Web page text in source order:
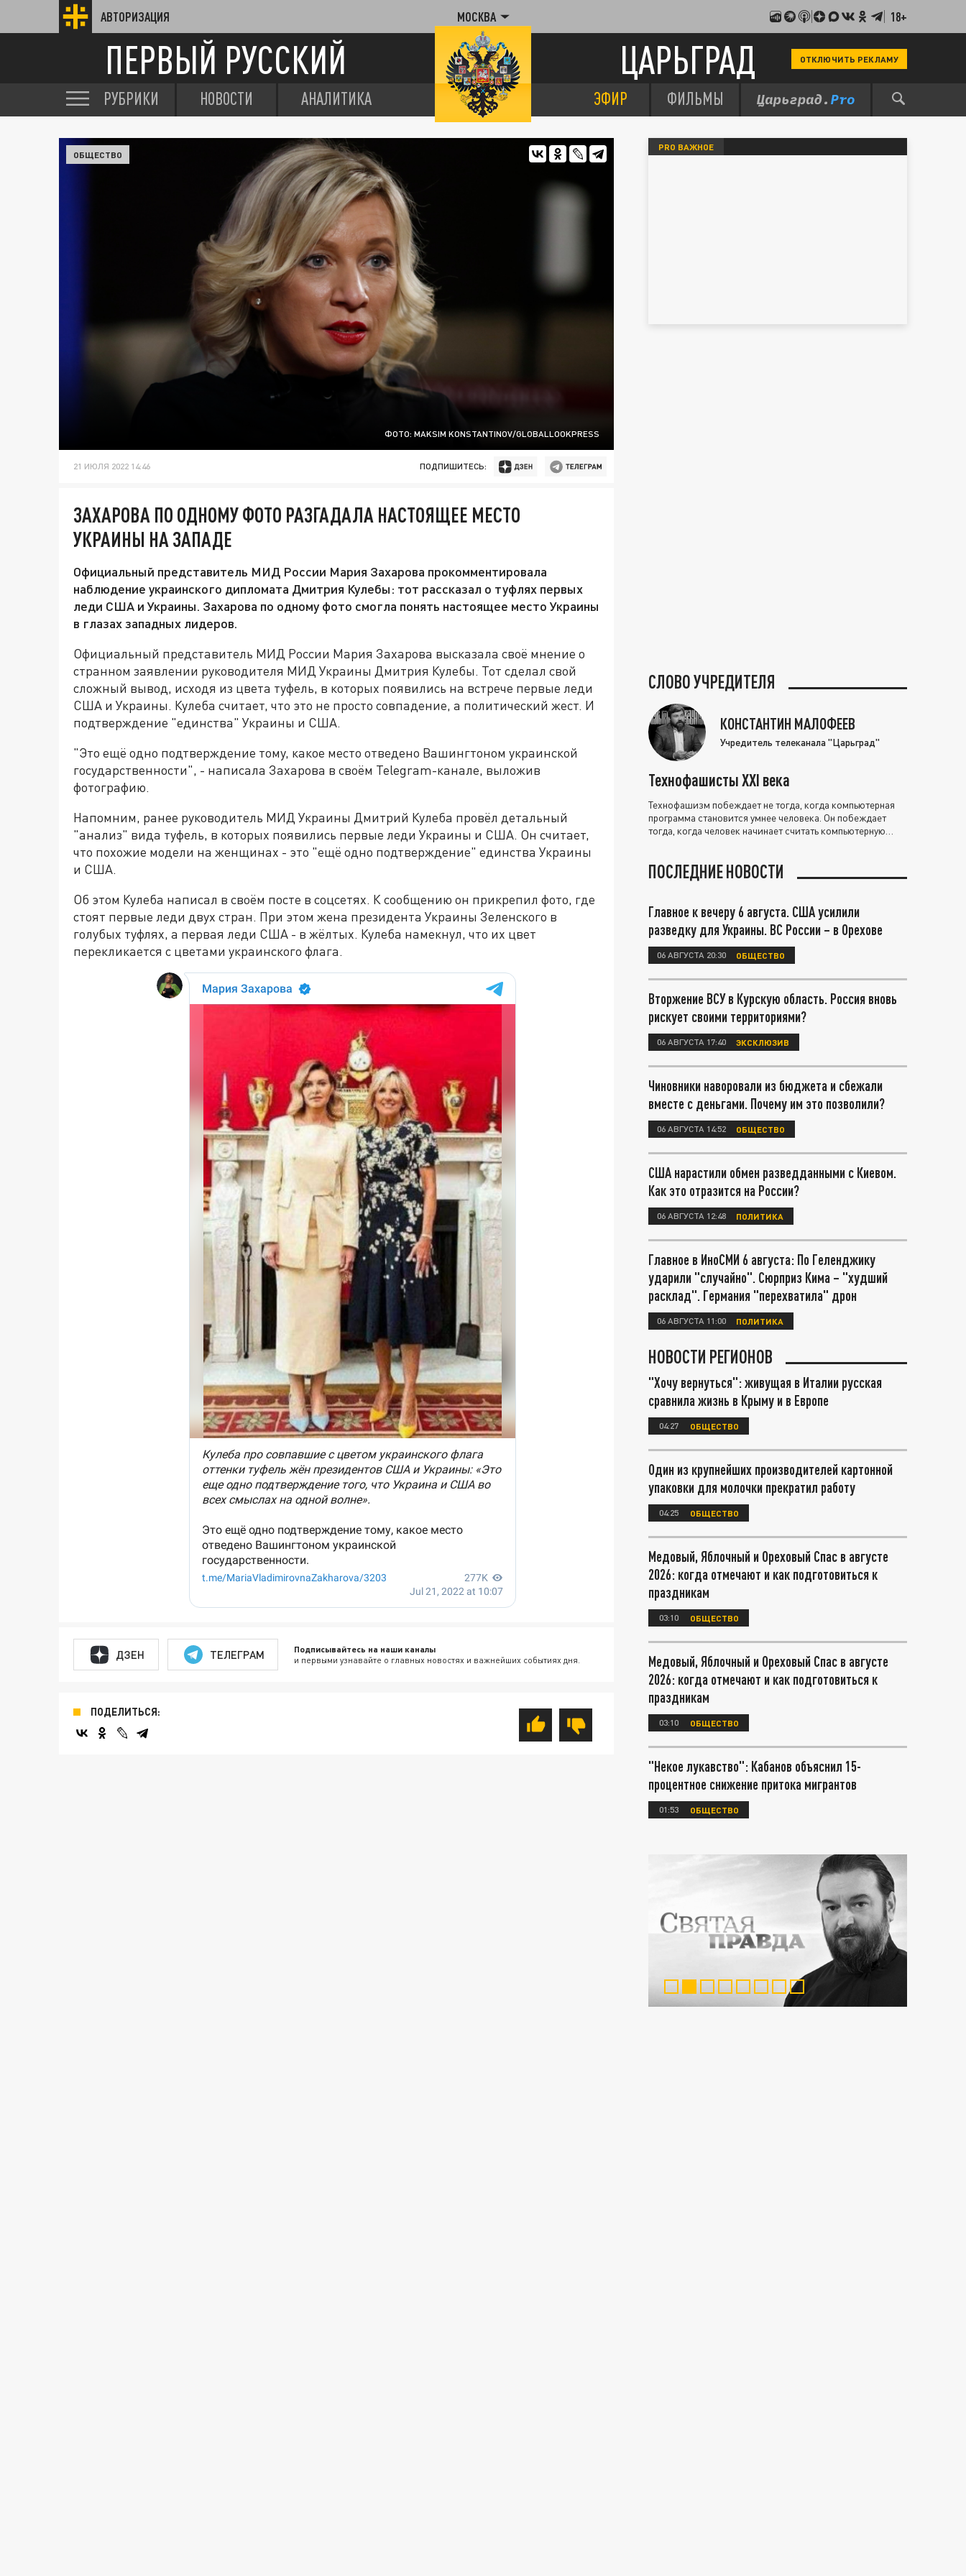
АВТОРИЗАЦИЯ МОСКВА 18+
ПЕРВЫЙ РУССКИЙ ЦАРЬГРАД ОТКЛЮЧИТЬ РЕКЛАМУ
РУБРИКИ НОВОСТИ АНАЛИТИКА ЭФИР ФИЛЬМЫ
ФОТО: MAKSIM KONSTANTINOV/GLOBALLOOKPRESS
ОБЩЕСТВО
21 ИЮЛЯ 2022 14:46 ПОДПИШИТЕСЬ:
ЗАХАРОВА ПО ОДНОМУ ФОТО РАЗГАДАЛА НАСТОЯЩЕЕ МЕСТО
УКРАИНЫ НА ЗАПАДЕ
Официальный представитель МИД России Мария Захарова прокомментировала
наблюдение украинского дипломата Дмитрия Кулебы: тот рассказал о туфлях первых
леди США и Украины. Захарова по одному фото смогла понять настоящее место Украины
в глазах западных лидеров.
Официальный представитель МИД России Мария Захарова высказала своё мнение о
странном заявлении руководителя МИД Украины Дмитрия Кулебы. Тот сделал свой
сложный вывод, исходя из цвета туфель, в которых появились на встрече первые леди
США и Украины. Кулеба считает, что это не просто совпадение, а политический жест. И
подтверждение "единства" Украины и США.
"Это ещё одно подтверждение тому, какое место отведено Вашингтоном украинской
государственности", - написала Захарова в своём Telegram-канале, выложив
фотографию.
Напомним, ранее руководитель МИД Украины Дмитрий Кулеба провёл детальный
"анализ" вида туфель, в которых появились первые леди Украины и США. Он считает,
что похожие модели на женщинах - это "ещё одно подтверждение" единства Украины
и США.
Об этом Кулеба написал в своём посте в соцсетях. К сообщению он прикрепил фото, где
стоят первые леди двух стран. При этом жена президента Украины Зеленского в
голубых туфлях, а первая леди США - в жёлтых. Кулеба намекнул, что их цвет
перекликается с цветами украинского флага.
ДЗЕН ТЕЛЕГРАМ Подписывайтесь на наши каналы
и первыми узнавайте о главных новостях и важнейших событиях дня.
ПОДЕЛИТЬСЯ:
PRO ВАЖНОЕ
СЛОВО УЧРЕДИТЕЛЯ
КОНСТАНТИН МАЛОФЕЕВ
Учредитель телеканала "Царьград"
Технофашисты XXI века
Технофашизм побеждает не тогда, когда компьютерная
программа становится умнее человека. Он побеждает
тогда, когда человек начинает считать компьютерную
ПОСЛЕДНИЕ НОВОСТИ
Главное к вечеру 6 августа. США усилили
разведку для Украины. ВС России – в Орехове
06 АВГУСТА 20:30 ОБЩЕСТВО
Вторжение ВСУ в Курскую область. Россия вновь
рискует своими территориями?
06 АВГУСТА 17:40 ЭКСКЛЮЗИВ
Чиновники наворовали из бюджета и сбежали
вместе с деньгами. Почему им это позволили?
06 АВГУСТА 14:52 ОБЩЕСТВО
США нарастили обмен разведданными с Киевом.
Как это отразится на России?
06 АВГУСТА 12:48 ПОЛИТИКА
Главное в ИноСМИ 6 августа: По Геленджику
ударили "случайно". Сюрприз Кима – "худший
расклад". Германия "перехватила" дрон
06 АВГУСТА 11:00 ПОЛИТИКА
НОВОСТИ РЕГИОНОВ
"Хочу вернуться": живущая в Италии русская
сравнила жизнь в Крыму и в Европе
04:27 ОБЩЕСТВО
Один из крупнейших производителей картонной
упаковки для молочки прекратил работу
04:25 ОБЩЕСТВО
Медовый, Яблочный и Ореховый Спас в августе
2026: когда отмечают и как подготовиться к
праздникам
03:10 ОБЩЕСТВО
Медовый, Яблочный и Ореховый Спас в августе
2026: когда отмечают и как подготовиться к
праздникам
03:10 ОБЩЕСТВО
"Некое лукавство": Кабанов объяснил 15-
процентное снижение притока мигрантов
01:53 ОБЩЕСТВО